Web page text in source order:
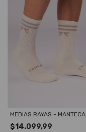
MEDIAS RAYAS - MANTECA
$14.099,99